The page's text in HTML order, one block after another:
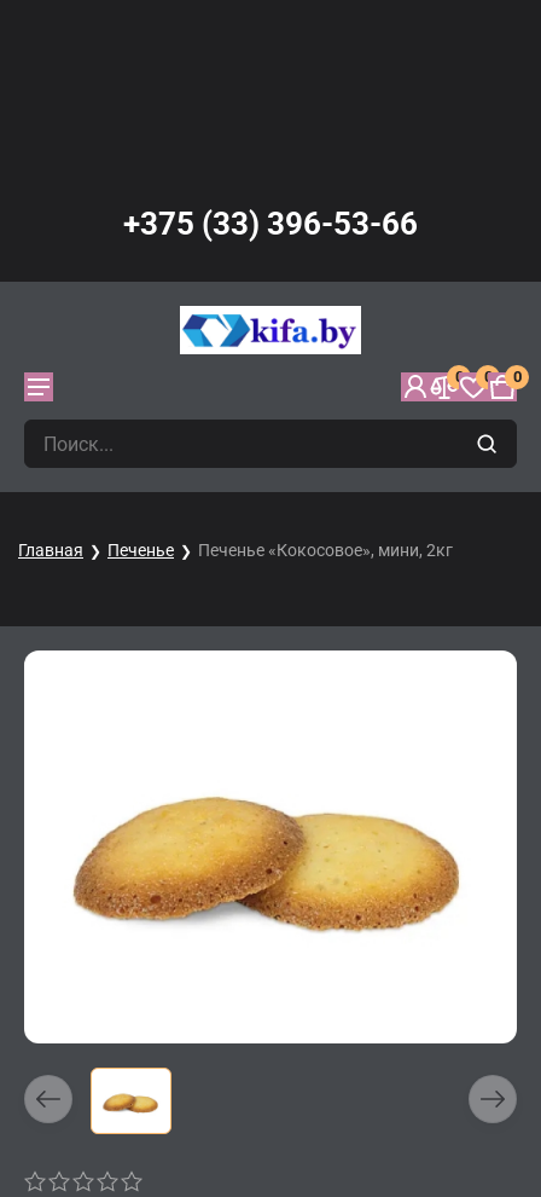
+375 (33) 396-53-66
0 0 0
Главная Печенье Печенье «Кокосовое», мини, 2кг